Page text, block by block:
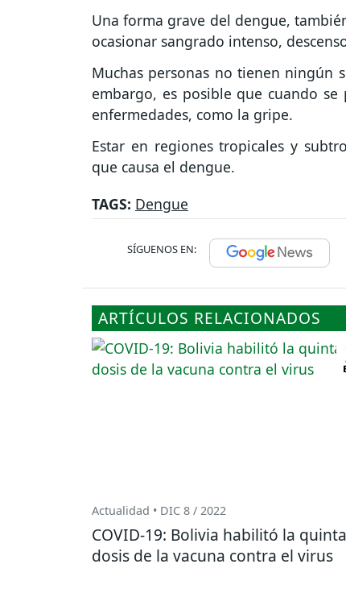
Una forma grave del dengue,
ocasionar sangrado intenso,
Muchas personas no tienen ningún
embargo, es posible que cuando
enfermedades, como la gripe.
Estar en regiones tropicales y
que causa el dengue.
TAGS: Dengue
SÍGUENOS EN:
ARTÍCULOS RELACIONADOS
Actualidad • DIC 8 / 2022
COVID-19: Bolivia habilitó la quinta
dosis de la vacuna contra el virus